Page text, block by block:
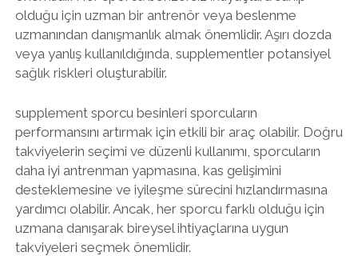
olduğu için uzman bir antrenör veya beslenme
uzmanından danışmanlık almak önemlidir. Aşırı dozda
veya yanlış kullanıldığında, supplementler potansiyel
sağlık riskleri oluşturabilir.
supplement sporcu besinleri sporcuların
performansını artırmak için etkili bir araç olabilir. Doğru
takviyelerin seçimi ve düzenli kullanımı, sporcuların
daha iyi antrenman yapmasına, kas gelişimini
desteklemesine ve iyileşme sürecini hızlandırmasına
yardımcı olabilir. Ancak, her sporcu farklı olduğu için
uzmana danışarak bireysel ihtiyaçlarına uygun
takviyeleri seçmek önemlidir.